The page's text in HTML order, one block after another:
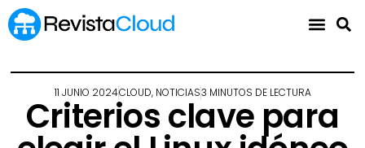
11 JUNIO 2024CLOUD, NOTICIAS3 MINUTOS DE LECTURA
Criterios clave para